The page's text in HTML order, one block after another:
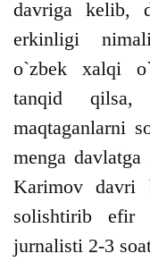
davriga kelib,
erkinligi
o`zbek xalqi
tanqid qilsa,
maqtaganlarni
menga
Karimov davri
solishtirib efir
jurnalisti 2-3